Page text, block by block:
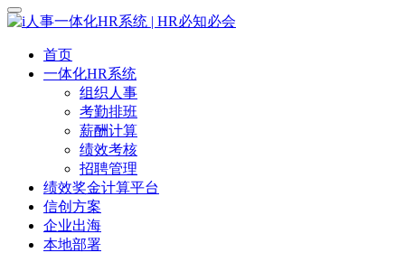
首页
一体化HR系统
组织人事
考勤排班
薪酬计算
绩效考核
招聘管理
绩效奖金计算平台
信创方案
企业出海
本地部署